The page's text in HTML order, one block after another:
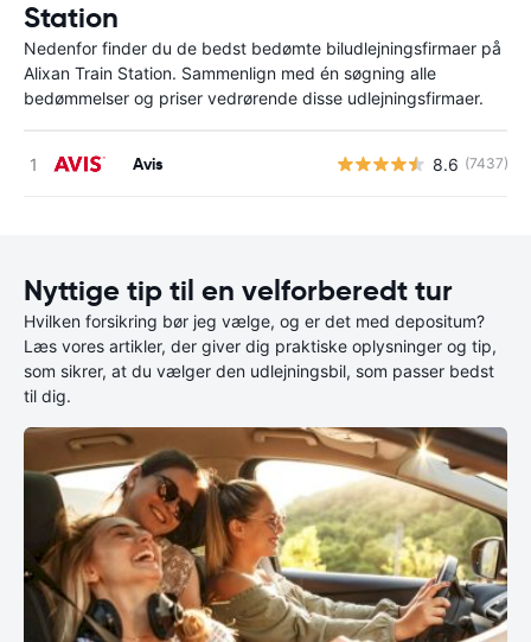
Station
Nedenfor finder du de bedst bedømte biludlejningsfirmaer på
Alixan Train Station. Sammenlign med én søgning alle
bedømmelser og priser vedrørende disse udlejningsfirmaer.
Avis 8.6 (7437)
Nyttige tip til en velforberedt tur
Hvilken forsikring bør jeg vælge, og er det med depositum?
Læs vores artikler, der giver dig praktiske oplysninger og tip,
som sikrer, at du vælger den udlejningsbil, som passer bedst
til dig.